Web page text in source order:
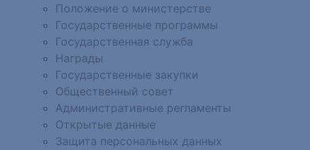
Положение о министерстве
Государственные программы
Государственная служба
Награды
Государственные закупки
Общественный совет
Административные регламенты
Открытые данные
Защита персональных данных